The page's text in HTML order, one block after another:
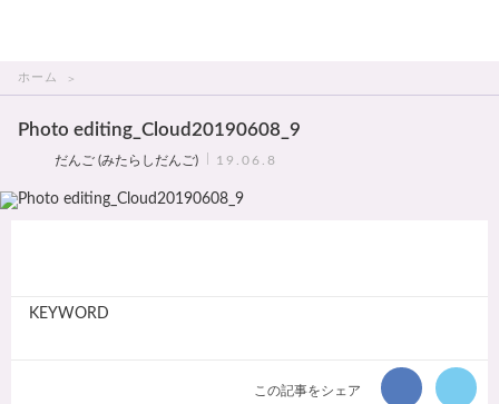
ホーム
Photo editing_Cloud20190608_9
だんご (みたらしだんご) 19.06.8
KEYWORD
この記事をシェア